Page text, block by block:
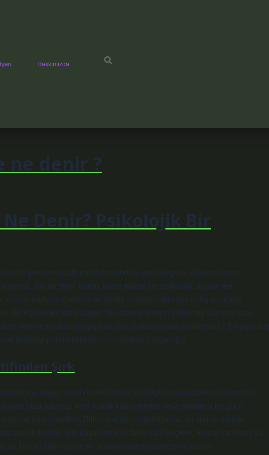
Hakkımızda
ne denir ?
Ne Denir? Psikolojik Bir
görünenin çok daha derininde yatan duygular, düşünceler ve
koşmak, dini bir terim olarak kabul edilse de, psikolojik açıdan ele
arayışı, toplumsal aidiyet ve kimlik arayışları gibi çok daha karmaşık
bir kişi neden şirke düşer? Bu durum, bireyin psikolojik yapısını nasıl
verir ve bu durum toplumla olan ilişkisini nasıl şekillendirir? Bir psikolog
psikoloji perspektifinden incelemeye çalışacağız.
Şirk
bilgiye nasıl eriştiklerini ve bu bilgiyi nasıl işlediklerini inceler.
fazla kaynağı ilahî olarak kabul etmesi veya herhangi bir gücü
olarak tanımlanabilir. Bilişsel açıdan bakıldığında, bu durum, kişinin
ilgilidir. Şirk koşan bir kişi, farklı ilahî güçlere, ruhsal varlıklara ya
da kişinin bilgi işleme ve anlamlandırma süreçlerini etkiler.